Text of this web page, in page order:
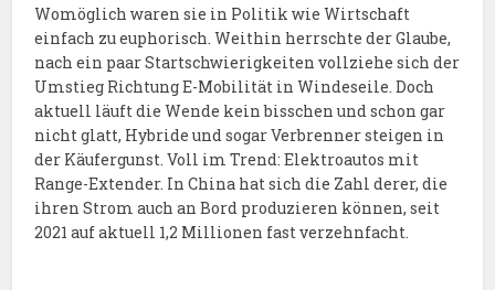
Womöglich waren sie in Politik wie Wirtschaft
einfach zu euphorisch. Weithin herrschte der Glaube,
nach ein paar Startschwierigkeiten vollziehe sich der
Umstieg Richtung E-Mobilität in Windeseile. Doch
aktuell läuft die Wende kein bisschen und schon gar
nicht glatt, Hybride und sogar Verbrenner steigen in
der Käufergunst. Voll im Trend: Elektroautos mit
Range-Extender. In China hat sich die Zahl derer, die
ihren Strom auch an Bord produzieren können, seit
2021 auf aktuell 1,2 Millionen fast verzehnfacht.